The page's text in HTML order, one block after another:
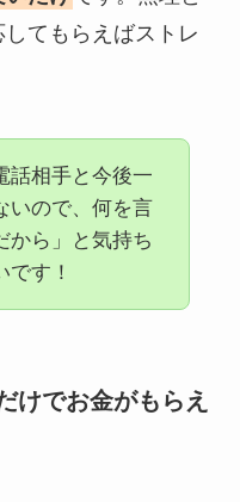
てもらえばストレ
話相手と今後一
いので、何を言
から」と気持ち
です！
けでお金がもらえ